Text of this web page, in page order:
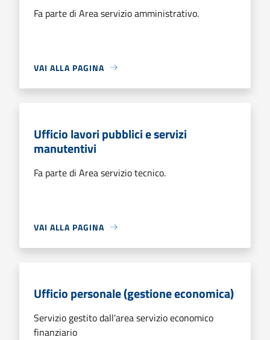
Fa parte di Area servizio amministrativo.
VAI ALLA PAGINA
Ufficio lavori pubblici e servizi
manutentivi
Fa parte di Area servizio tecnico.
VAI ALLA PAGINA
Ufficio personale (gestione economica)
Servizio gestito dall'area servizio economico
finanziario